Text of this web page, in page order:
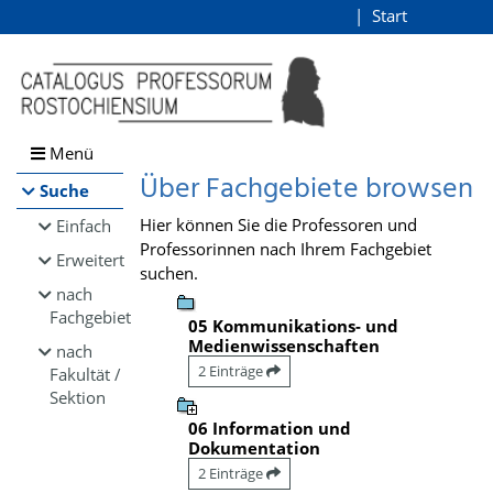
Browsen
direkt zum Inhalt
Start
Menü
Suche
Einfach
Erweitert
nach
Fachgebiet
nach
Fakultät /
Sektion
Über Fachgebiete browsen
Hier können Sie die Professoren und
Professorinnen nach Ihrem Fachgebiet
suchen.
05 Kommunikations- und
Medienwissenschaften
2 Einträge
06 Information und
Dokumentation
2 Einträge